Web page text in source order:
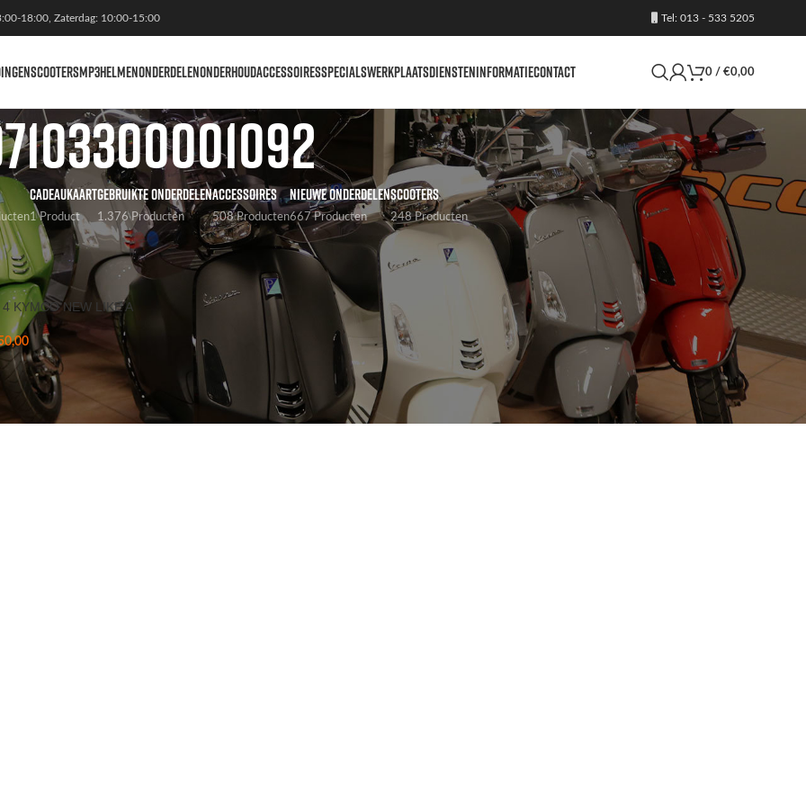
18:00, Zaterdag: 10:00-15:00 Tel: 013 - 533 5205
SCOOTERSMP3HELMENONDERDELENONDERHOUDACCESSOIRESSPECIALSWERKPLAATSDIENSTENINFORMATIECONTACT 0 / €0,00
CADEAUKAART
1 Product
GEBRUIKTE ONDERDELEN
1.376 Producten
ACCESSOIRES
508 Producten
NIEUWE ONDERDELEN
667 Producten
SCOOTERS
248 Producten
07103300001092 Weergaven 9 36
KYMCO NEW LIKE A